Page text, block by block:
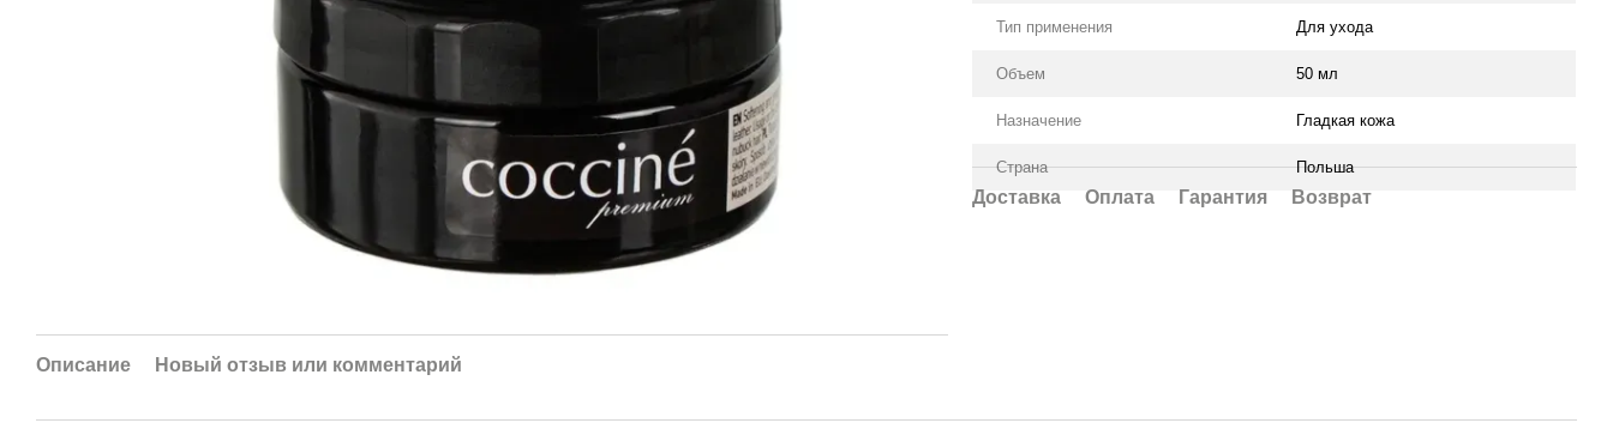
Описание Новый отзыв или комментарий
Тип применения Для ухода
Объем 50 мл
Назначение Гладкая кожа
Страна Польша
Доставка Оплата Гарантия Возврат